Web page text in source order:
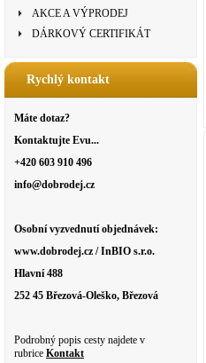
AKCE A VÝPRODEJ
DÁRKOVÝ CERTIFIKÁT
Rychlý kontakt
Máte dotaz?
Kontaktujte Evu...
+420 603 910 496
info@dobrodej.cz
Osobní vyzvednutí objednávek:
www.dobrodej.cz / InBIO s.r.o.
Hlavní 488
252 45 Březová-Oleško, Březová
Podrobný popis cesty najdete v
rubrice Kontakt